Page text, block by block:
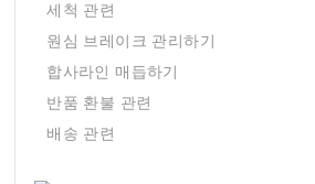
세척 관련
원심 브레이크 관리하기
합사라인 매듭하기
반품 환불 관련
배송 관련